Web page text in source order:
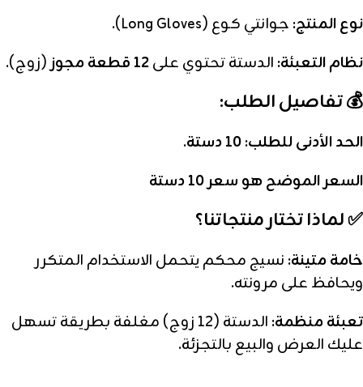
نوع المنتج: جوانتي كوع (Long Gloves).
نظام التعبئة: الدستة تحتوي على12 قطعة مجوز (زوج).
💰 تفاصيل الطلب:
الحد الأدنى للطلب:10 دستة
.
السعر الموضح هو سعر 10 دستة
✅ لماذا تختار منتجاتنا؟
خامة متينة: نسيج محكم يتحمل الاستخدام المتكرر
ويحافظ على مرونته.
تعبئة منظمة:
الدستة (12 زوج) مغلفة بطريقة تسهل
عليك العرض والبيع بالتجزئة.